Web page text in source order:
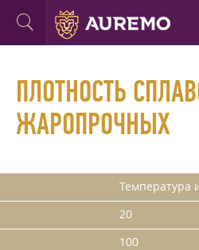
ПЛОТНОСТЬ
ЖАРОПРОЧНЫХ
Температура
20
100